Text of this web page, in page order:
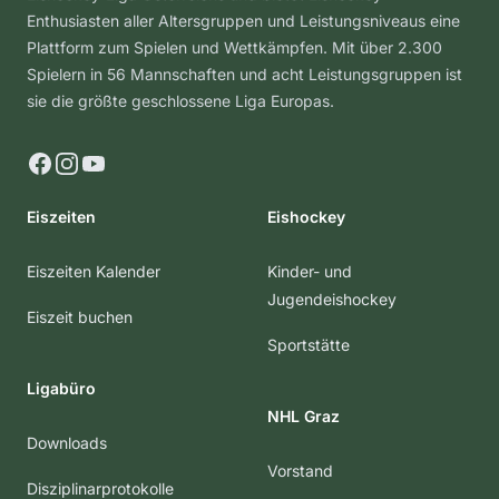
Enthusiasten aller Altersgruppen und Leistungsniveaus eine
Plattform zum Spielen und Wettkämpfen. Mit über 2.300
Spielern in 56 Mannschaften und acht Leistungsgruppen ist
sie die größte geschlossene Liga Europas.
Facebook
Instagram
YouTube
Eiszeiten
Eiszeiten Kalender
Eiszeit buchen
Ligabüro
Downloads
Disziplinarprotokolle
Eishockey
Kinder- und
Jugendeishockey
Sportstätte
NHL Graz
Vorstand